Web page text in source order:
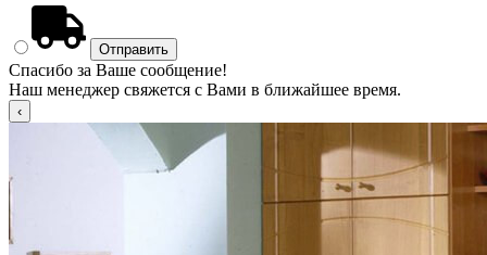
Спасибо за Ваше сообщение!
Наш менеджер свяжется с Вами в ближайшее время.